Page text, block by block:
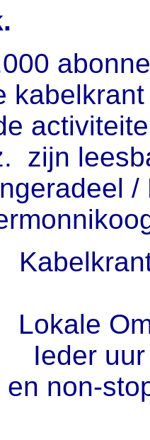
zijn
en non-